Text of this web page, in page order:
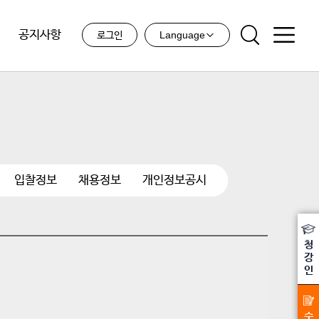
공지사항 로그인 Language
입찰정보 채용정보 개인정보공시
청
강
인
수